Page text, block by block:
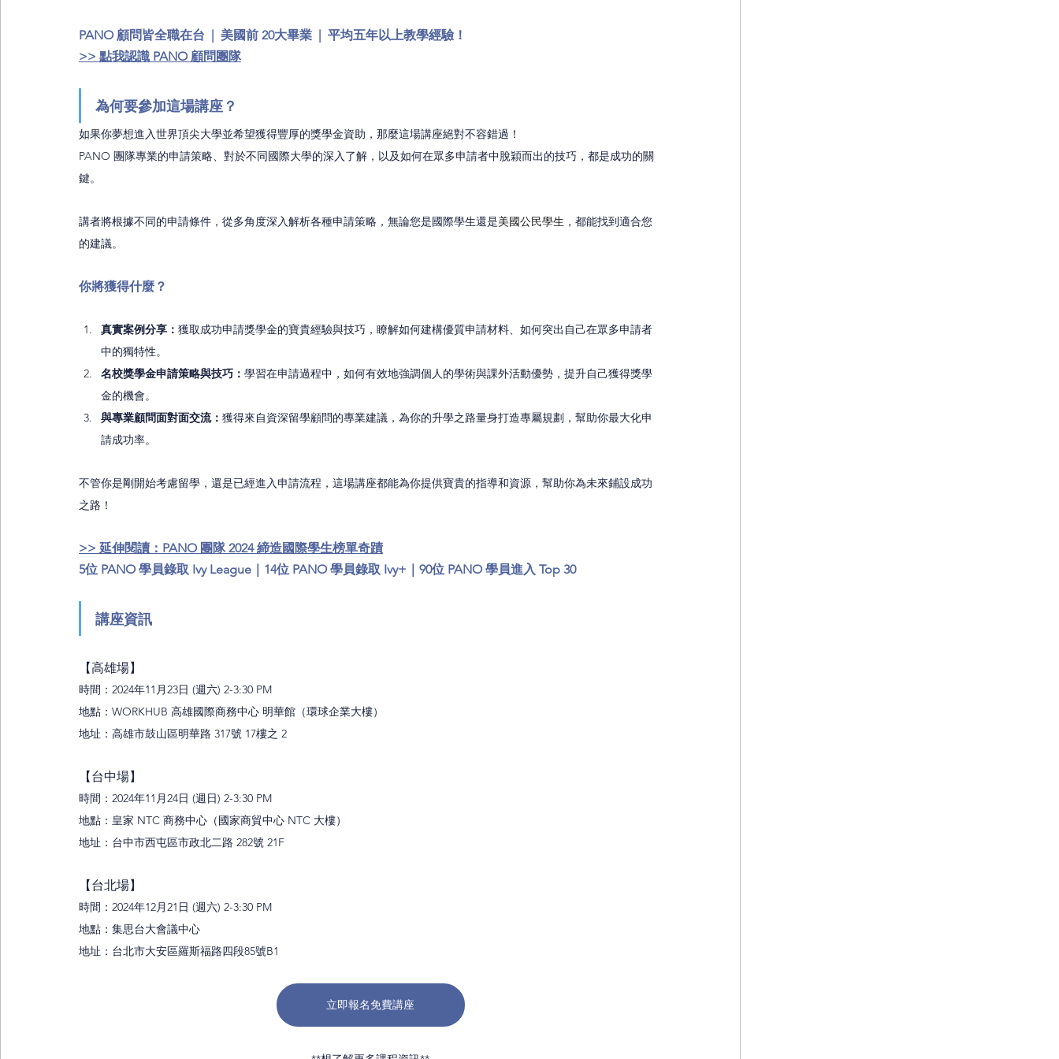
PANO 顧問​皆全職在台  |  美國前 20大畢業  |  平均五年以上教學經驗！
>> 點我認識 PANO 顧問團隊
為何要參加這場講座？
如果你夢想進入世界頂尖大學並希望獲得豐厚的獎學金資助，那麼這場講座絕對不容錯過！
PANO 團隊專業的申請策略、對於不同國際大學的深入了解，以及如何在眾多申請者中脫穎而出的技巧，都是成功的關
鍵。
講者將根據不同的申請條件，從多角度深入解析各種申請策略，無論您是國際學生還是美國公民學生 ，都能找到適合您
的建議。
你將獲得什麼？
真實案例分享： 獲取成功申請獎學金的寶貴經驗與技巧，瞭解如何建構優質申請材料、如何突出自己在眾多申請者
中的獨特性。
名校獎學金申請策略與技巧： 學習在申請過程中，如何有效地強調個人的學術與課外活動優勢，提升自己獲得獎學
金的機會。
與專業顧問面對面交流： 獲得來自資深留學顧問的專業建議，為你的升學之路量身打造專屬規劃，幫助你最大化申
請成功率。
不管你是剛開始考慮留學，還是已經進入申請流程，這場講座都能為你提供寶貴的指導和資源，幫助你為未來鋪設成功
之路！
>> 延伸閱讀： PANO 團隊 2024 締造國際學生榜單奇蹟
5位 PANO 學員錄取 Ivy League｜14位 PANO 學員錄取 Ivy+｜90位 PANO 學員進入 Top 30
講座資訊
【高雄場】
時間：2024年11月23日 (週六) 2-3:30 PM
地點：WORKHUB 高雄國際商務中心 明華館（環球企業大樓）
地址：高雄市鼓山區明華路 317號 17樓之 2
【台中場】
時間： 2024年11月24日 (週日) 2-3:30 PM
地點：皇家 NTC 商務中心（國家商貿中心 NTC 大樓）
地址：台中市西屯區市政北二路 282號 21F
【台北場】
時間： 2024年12月21日 (週六) 2-3:30 PM
地點： 集思台大會議中心
地址： 台北市大安區羅斯福路四段85號B1
立即報名免費講座